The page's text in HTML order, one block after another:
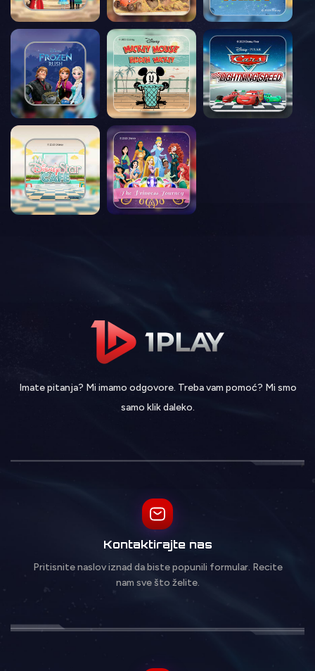
Imate pitanja? Mi imamo odgovore. Treba vam pomoć? Mi smo
samo klik daleko.
Kontaktirajte nas
Pritisnite naslov iznad da biste popunili formular. Recite
nam sve što želite.